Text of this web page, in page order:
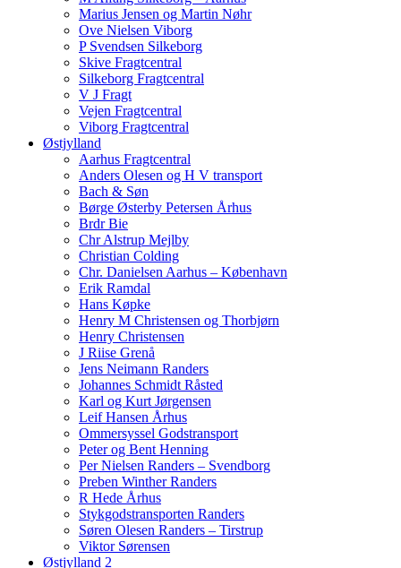
Marius Jensen og Martin Nøhr
Ove Nielsen Viborg
P Svendsen Silkeborg
Skive Fragtcentral
Silkeborg Fragtcentral
V J Fragt
Vejen Fragtcentral
Viborg Fragtcentral
Østjylland
Aarhus Fragtcentral
Anders Olesen og H V transport
Bach & Søn
Børge Østerby Petersen Århus
Brdr Bie
Chr Alstrup Mejlby
Christian Colding
Chr. Danielsen Aarhus – København
Erik Ramdal
Hans Køpke
Henry M Christensen og Thorbjørn
Henry Christensen
J Riise Grenå
Jens Neimann Randers
Johannes Schmidt Råsted
Karl og Kurt Jørgensen
Leif Hansen Århus
Ommersyssel Godstransport
Peter og Bent Henning
Per Nielsen Randers – Svendborg
Preben Winther Randers
R Hede Århus
Stykgodstransporten Randers
Søren Olesen Randers – Tirstrup
Viktor Sørensen
Østjylland 2